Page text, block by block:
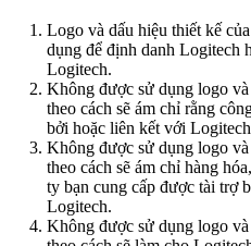
Logo và dấu hiệu thiết kế
dụng để định danh Logitech
Logitech.
Không được sử dụng logo
theo cách sẽ ám chỉ rằng
bởi hoặc liên kết với
Không được sử dụng logo
theo cách sẽ ám chỉ hàng
ty bạn cung cấp được tài trợ
Logitech.
Không được sử dụng logo